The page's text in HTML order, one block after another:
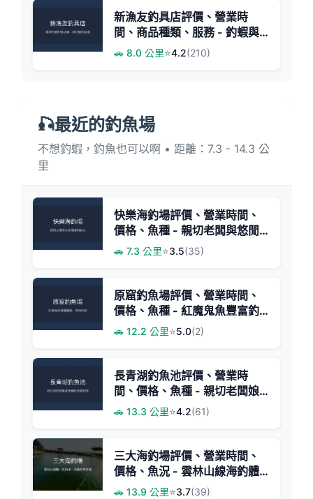
新漁友釣具店評價、營業時
間、商品種類、服務 - 釣蝦與
釣魚裝備專賣
🚗 8.0 公里⭐4.2(210)
🎣最近的釣魚場
不想釣蝦，釣魚也可以啊 • 距離：7.3 - 14.3 公
里
快樂海釣場評價、營業時間、
價格、魚種 - 親切老闆與悠閒
海釣體驗
🚗 7.3 公里⭐3.5(35)
原窟釣魚場評價、營業時間、
價格、魚種 - 紅魔鬼魚豐富釣
🚗 12.2 公里⭐5.0(2)
長青湖釣魚池評價、營業時
間、價格、魚種 - 親切老闆娘
與豐富魚獲
🚗 13.3 公里⭐4.2(61)
三大海釣場評價、營業時間、
價格、魚況 - 雲林山線海釣體
🚗 13.9 公里⭐3.7(39)